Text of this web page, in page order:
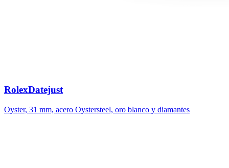
RolexDatejust
Oyster, 31 mm, acero Oystersteel, oro blanco y diamantes